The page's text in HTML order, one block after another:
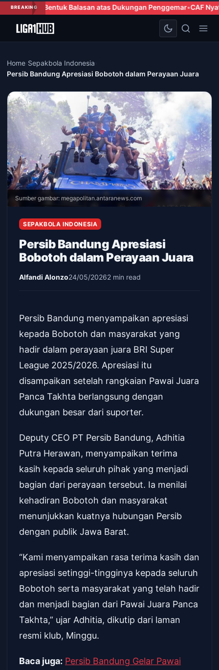
BREAKING
Balasan atas Dukungan Penggemar CAF Nyatakan
Home Sepakbola Indonesia
Persib Bandung Apresiasi Bobotoh dalam Perayaan Juara
Sumber gambar: megapolitan.antaranews.com
SEPAKBOLA INDONESIA
Persib Bandung Apresiasi
Bobotoh dalam Perayaan Juara
Alfandi Alonzo24/05/20262 min read
Persib Bandung menyampaikan apresiasi
kepada Bobotoh dan masyarakat yang
hadir dalam perayaan juara BRI Super
League 2025/2026. Apresiasi itu
disampaikan setelah rangkaian Pawai Juara
Panca Takhta berlangsung dengan
dukungan besar dari suporter.
Deputy CEO PT Persib Bandung, Adhitia
Putra Herawan, menyampaikan terima
kasih kepada seluruh pihak yang menjadi
bagian dari perayaan tersebut. Ia menilai
kehadiran Bobotoh dan masyarakat
menunjukkan kuatnya hubungan Persib
dengan publik Jawa Barat.
“Kami menyampaikan rasa terima kasih dan
apresiasi setinggi-tingginya kepada seluruh
Bobotoh serta masyarakat yang telah hadir
dan menjadi bagian dari Pawai Juara Panca
Takhta,” ujar Adhitia, dikutip dari laman
resmi klub, Minggu.
Baca juga: Persib Bandung Gelar Pawai